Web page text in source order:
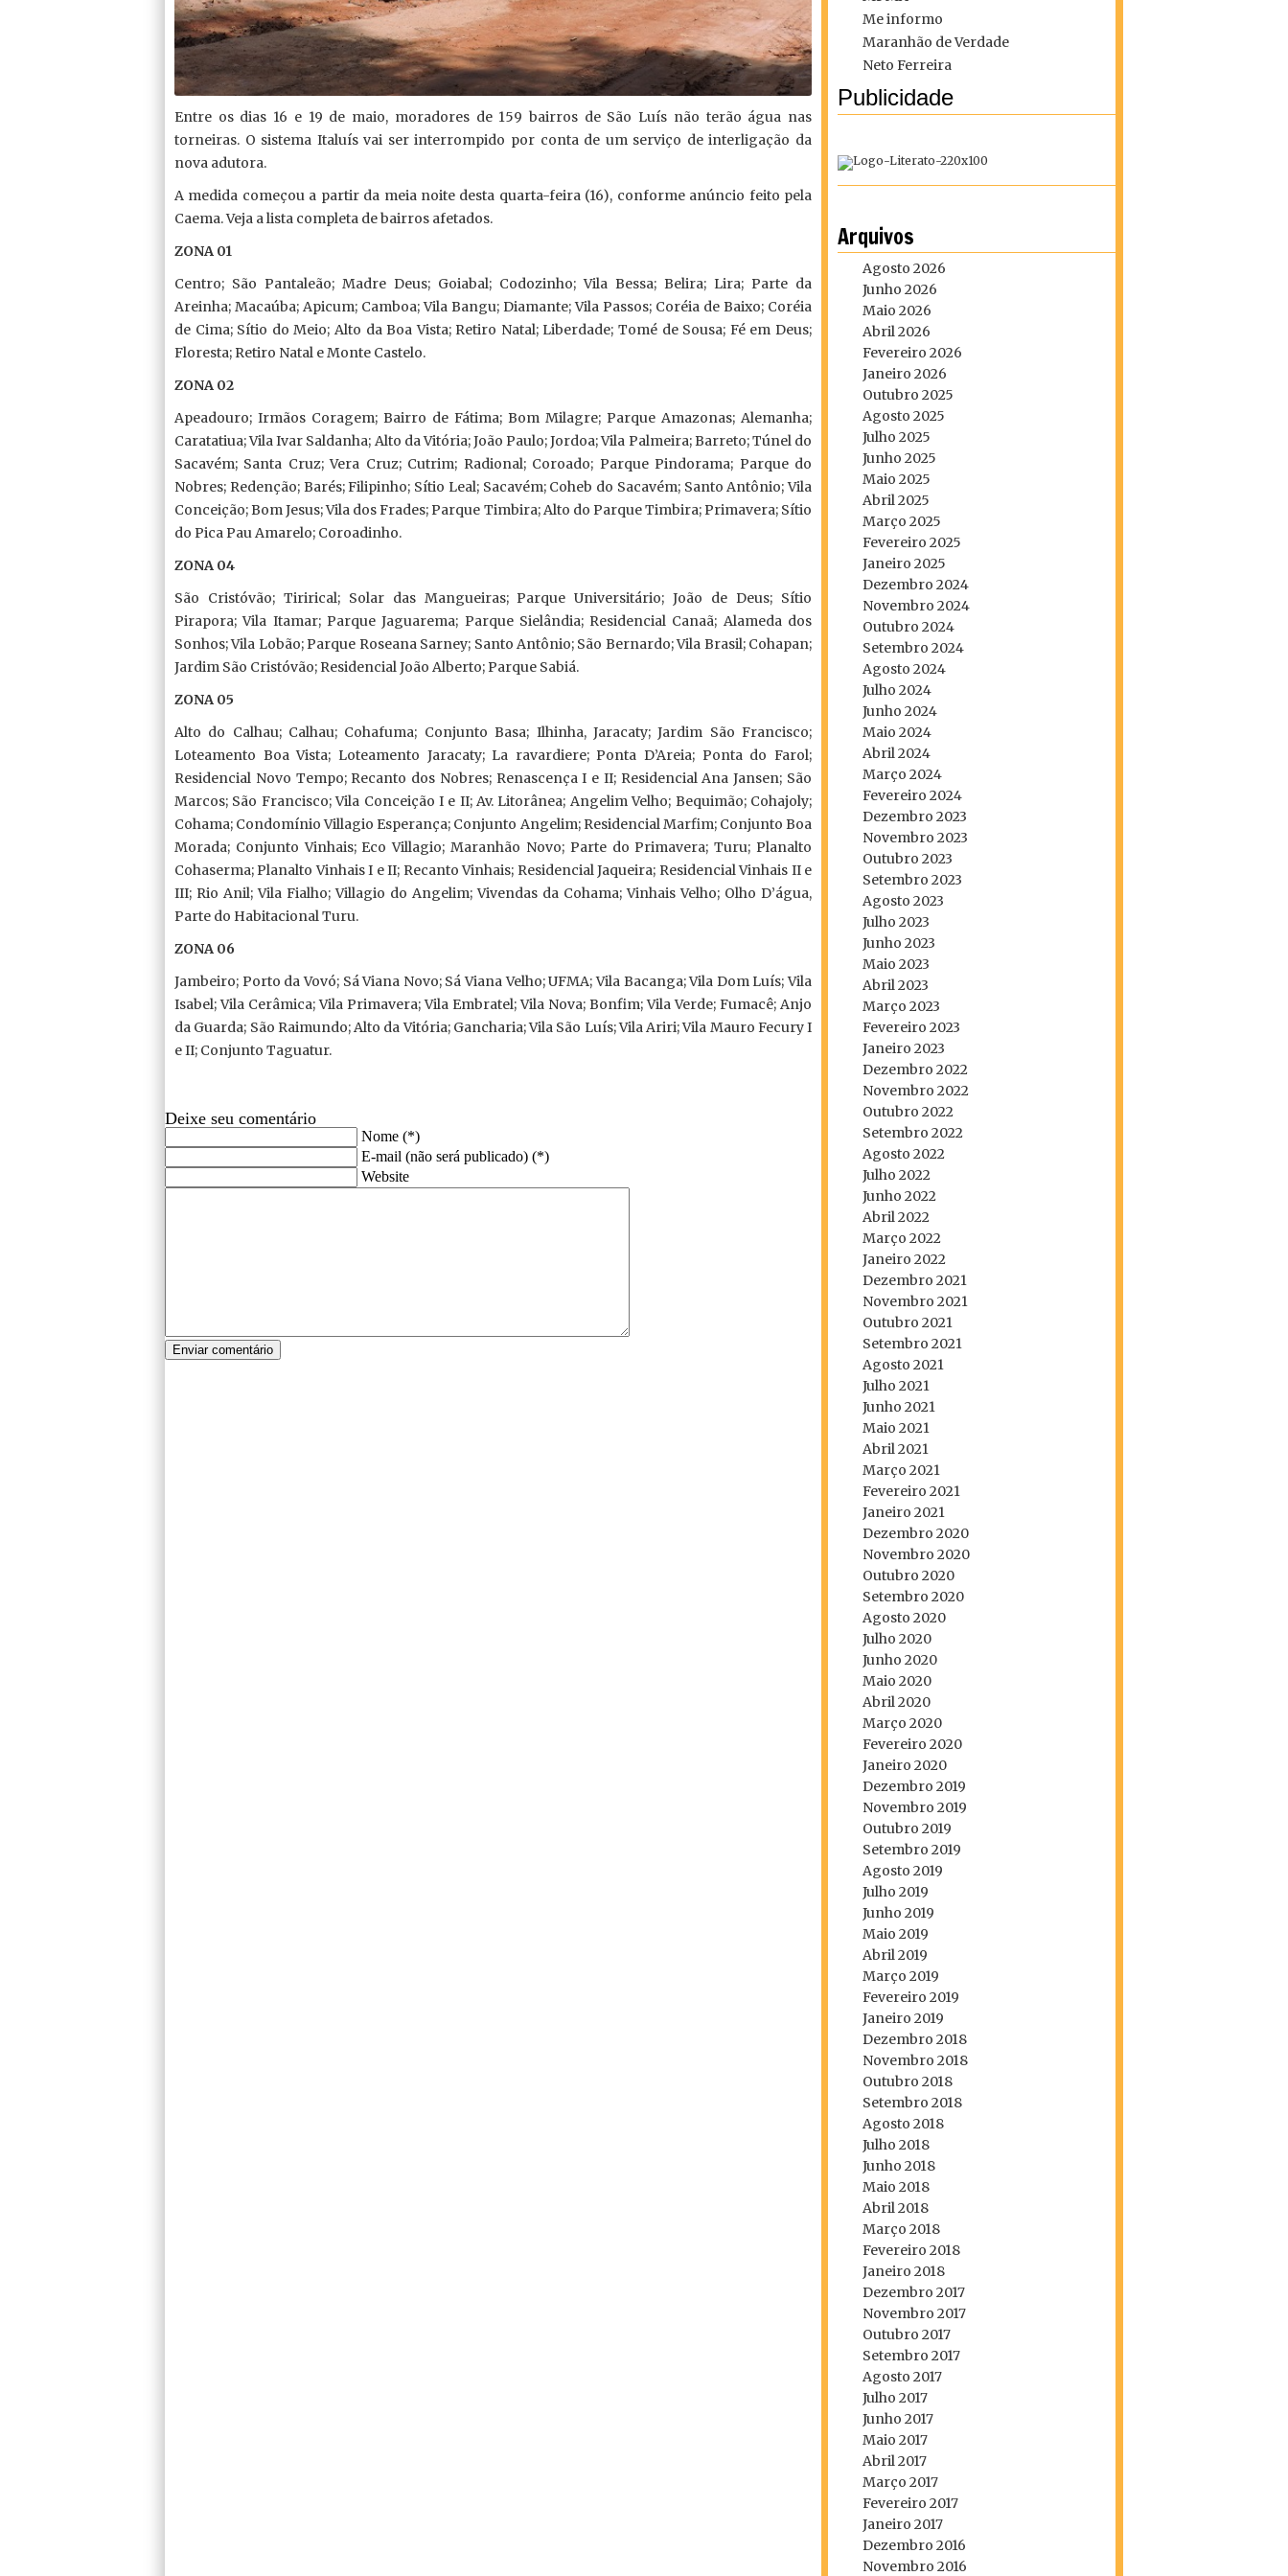
Me informo
Maranhão de Verdade
Neto Ferreira
Publicidade
Arquivos
Agosto 2026
Junho 2026
Maio 2026
Abril 2026
Fevereiro 2026
Janeiro 2026
Outubro 2025
Agosto 2025
Julho 2025
Junho 2025
Maio 2025
Abril 2025
Março 2025
Fevereiro 2025
Janeiro 2025
Dezembro 2024
Novembro 2024
Outubro 2024
Setembro 2024
Agosto 2024
Julho 2024
Junho 2024
Maio 2024
Abril 2024
Março 2024
Fevereiro 2024
Dezembro 2023
Novembro 2023
Outubro 2023
Setembro 2023
Agosto 2023
Julho 2023
Junho 2023
Maio 2023
Abril 2023
Março 2023
Fevereiro 2023
Janeiro 2023
Dezembro 2022
Novembro 2022
Outubro 2022
Setembro 2022
Agosto 2022
Julho 2022
Junho 2022
Abril 2022
Março 2022
Janeiro 2022
Dezembro 2021
Novembro 2021
Outubro 2021
Setembro 2021
Agosto 2021
Julho 2021
Junho 2021
Maio 2021
Abril 2021
Março 2021
Fevereiro 2021
Janeiro 2021
Dezembro 2020
Novembro 2020
Outubro 2020
Setembro 2020
Agosto 2020
Julho 2020
Junho 2020
Maio 2020
Abril 2020
Março 2020
Fevereiro 2020
Janeiro 2020
Dezembro 2019
Novembro 2019
Outubro 2019
Setembro 2019
Agosto 2019
Julho 2019
Junho 2019
Maio 2019
Abril 2019
Março 2019
Fevereiro 2019
Janeiro 2019
Dezembro 2018
Novembro 2018
Outubro 2018
Setembro 2018
Agosto 2018
Julho 2018
Junho 2018
Maio 2018
Abril 2018
Março 2018
Fevereiro 2018
Janeiro 2018
Dezembro 2017
Novembro 2017
Outubro 2017
Setembro 2017
Agosto 2017
Julho 2017
Junho 2017
Maio 2017
Abril 2017
Março 2017
Fevereiro 2017
Janeiro 2017
Dezembro 2016
Novembro 2016
Entre os dias 16 e 19 de maio, moradores de 159 bairros de São Luís não terão água nas
torneiras. O sistema Italuís vai ser interrompido por conta de um serviço de interligação da
nova adutora.
A medida começou a partir da meia noite desta quarta-feira (16), conforme anúncio feito pela
Caema. Veja a lista completa de bairros afetados.
ZONA 01
Centro; São Pantaleão; Madre Deus; Goiabal; Codozinho; Vila Bessa; Belira; Lira; Parte da
Areinha; Macaúba; Apicum; Camboa; Vila Bangu; Diamante; Vila Passos; Coréia de Baixo; Coréia
de Cima; Sítio do Meio; Alto da Boa Vista; Retiro Natal; Liberdade; Tomé de Sousa; Fé em Deus;
Floresta; Retiro Natal e Monte Castelo.
ZONA 02
Apeadouro; Irmãos Coragem; Bairro de Fátima; Bom Milagre; Parque Amazonas; Alemanha;
Caratatiua; Vila Ivar Saldanha; Alto da Vitória; João Paulo; Jordoa; Vila Palmeira; Barreto; Túnel do
Sacavém; Santa Cruz; Vera Cruz; Cutrim; Radional; Coroado; Parque Pindorama; Parque do
Nobres; Redenção; Barés; Filipinho; Sítio Leal; Sacavém; Coheb do Sacavém; Santo Antônio; Vila
Conceição; Bom Jesus; Vila dos Frades; Parque Timbira; Alto do Parque Timbira; Primavera; Sítio
do Pica Pau Amarelo; Coroadinho.
ZONA 04
São Cristóvão; Tirirical; Solar das Mangueiras; Parque Universitário; João de Deus; Sítio
Pirapora; Vila Itamar; Parque Jaguarema; Parque Sielândia; Residencial Canaã; Alameda dos
Sonhos; Vila Lobão; Parque Roseana Sarney; Santo Antônio; São Bernardo; Vila Brasil; Cohapan;
Jardim São Cristóvão; Residencial João Alberto; Parque Sabiá.
ZONA 05
Alto do Calhau; Calhau; Cohafuma; Conjunto Basa; Ilhinha, Jaracaty; Jardim São Francisco;
Loteamento Boa Vista; Loteamento Jaracaty; La ravardiere; Ponta D’Areia; Ponta do Farol;
Residencial Novo Tempo; Recanto dos Nobres; Renascença I e II; Residencial Ana Jansen; São
Marcos; São Francisco; Vila Conceição I e II; Av. Litorânea; Angelim Velho; Bequimão; Cohajoly;
Cohama; Condomínio Villagio Esperança; Conjunto Angelim; Residencial Marfim; Conjunto Boa
Morada; Conjunto Vinhais; Eco Villagio; Maranhão Novo; Parte do Primavera; Turu; Planalto
Cohaserma; Planalto Vinhais I e II; Recanto Vinhais; Residencial Jaqueira; Residencial Vinhais II e
III; Rio Anil; Vila Fialho; Villagio do Angelim; Vivendas da Cohama; Vinhais Velho; Olho D’água,
Parte do Habitacional Turu.
ZONA 06
Jambeiro; Porto da Vovó; Sá Viana Novo; Sá Viana Velho; UFMA; Vila Bacanga; Vila Dom Luís; Vila
Isabel; Vila Cerâmica; Vila Primavera; Vila Embratel; Vila Nova; Bonfim; Vila Verde; Fumacê; Anjo
da Guarda; São Raimundo; Alto da Vitória; Gancharia; Vila São Luís; Vila Ariri; Vila Mauro Fecury I
e II; Conjunto Taguatur.
Deixe seu comentário
Nome (*)
E-mail (não será publicado) (*)
Website